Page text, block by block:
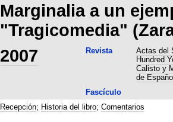
Marginalia a un
"Tragicomedia"
2007 Revista
Actas del
Hundred
Calisto y
de
Fascículo
Recepción; Historia del libro; Comentarios